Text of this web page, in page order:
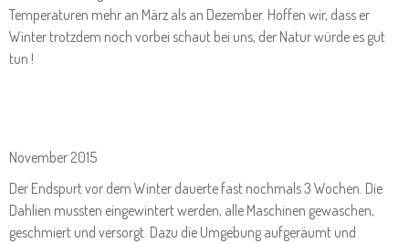
Temperaturen mehr an März als an Dezember. Hoffen wir, dass er
Winter trotzdem noch vorbei schaut bei uns, der Natur würde es gut
tun !
November 2015
Der Endspurt vor dem Winter dauerte fast nochmals 3 Wochen. Die
Dahlien mussten eingewintert werden, alle Maschinen gewaschen,
geschmiert und versorgt. Dazu die Umgebung aufgeräumt und